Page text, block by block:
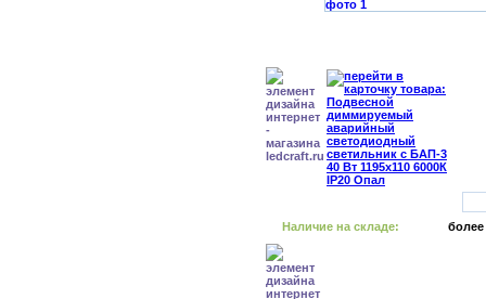
Наличие на складе: более